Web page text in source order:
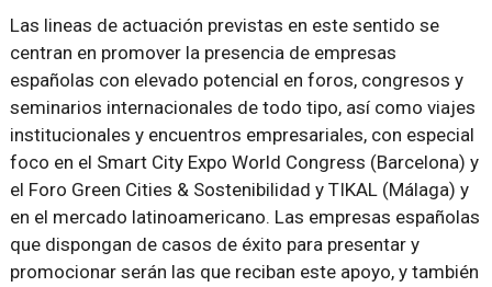
Las lineas de actuación previstas en este sentido se
centran en promover la presencia de empresas
españolas con elevado potencial en foros, congresos y
seminarios internacionales de todo tipo, así como viajes
institucionales y encuentros empresariales, con especial
foco en el Smart City Expo World Congress (Barcelona) y
el Foro Green Cities & Sostenibilidad y TIKAL (Málaga) y
en el mercado latinoamericano. Las empresas españolas
que dispongan de casos de éxito para presentar y
promocionar serán las que reciban este apoyo, y también